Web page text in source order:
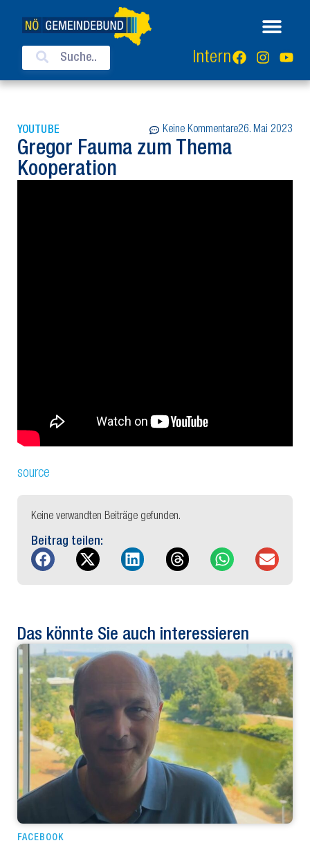
Intern
YOUTUBE Keine Kommentare26. Mai 2023
Gregor Fauma zum Thema
Kooperation
source
Keine verwandten Beiträge gefunden.
Beitrag teilen:
Das könnte Sie auch interessieren
FACEBOOK